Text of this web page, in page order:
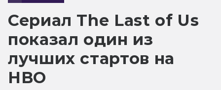
Сериал The Last of Us
показал один из
лучших стартов на
HBO